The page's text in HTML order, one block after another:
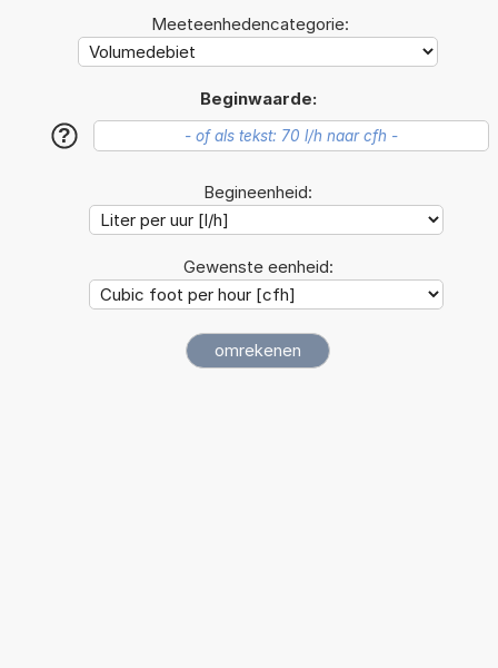
Meeteenhedencategorie:
Beginwaarde:
?
Begineenheid:
Gewenste eenheid: